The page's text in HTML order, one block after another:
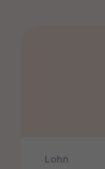
Lohn